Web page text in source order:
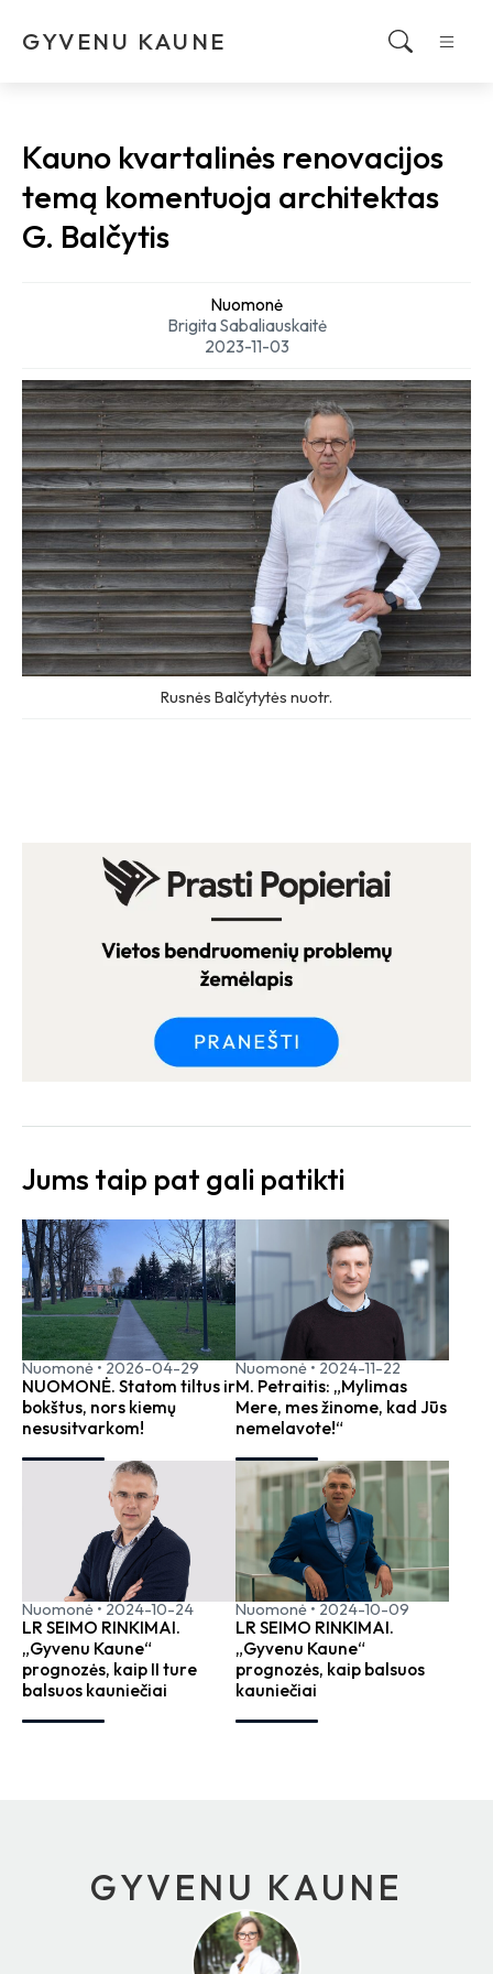
GYVENU KAUNE
Kauno kvartalinės renovacijos
temą komentuoja architektas
G. Balčytis
Nuomonė
Brigita Sabaliauskaitė
2023-11-03
Rusnės Balčytytės nuotr.
Jums taip pat gali patikti
Nuomonė • 2026-04-29
NUOMONĖ. Statom tiltus ir
bokštus, nors kiemų
nesusitvarkom!
Nuomonė • 2024-11-22
M. Petraitis: „Mylimas
Mere, mes žinome, kad Jūs
nemelavote!“
Nuomonė • 2024-10-24
LR SEIMO RINKIMAI.
„Gyvenu Kaune“
prognozės, kaip II ture
balsuos kauniečiai
Nuomonė • 2024-10-09
LR SEIMO RINKIMAI.
„Gyvenu Kaune“
prognozės, kaip balsuos
kauniečiai
GYVENU KAUNE